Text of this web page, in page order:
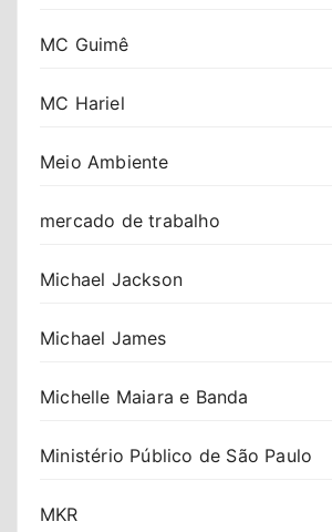
MC Guimê
MC Hariel
Meio Ambiente
mercado de trabalho
Michael Jackson
Michael James
Michelle Maiara e Banda
Ministério Público de São Paulo
MKR